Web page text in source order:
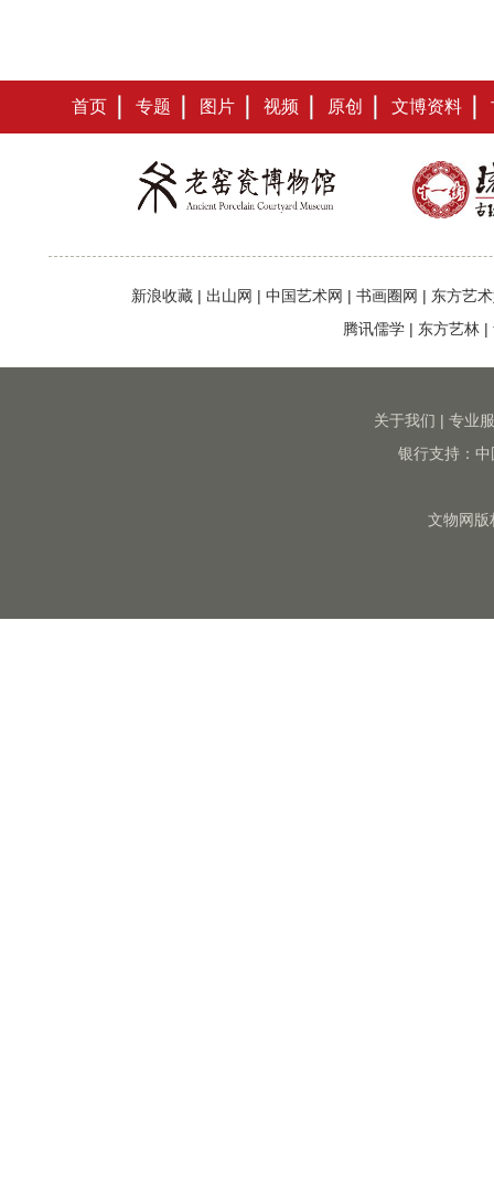
首页 专题 图片 视频 原创 文博资料
新浪收藏 | 出山网 | 中国艺术网 | 书画圈网 | 东方艺
腾讯儒学 | 东方艺林 |
关于我们 | 专业
银行支持：
文物网